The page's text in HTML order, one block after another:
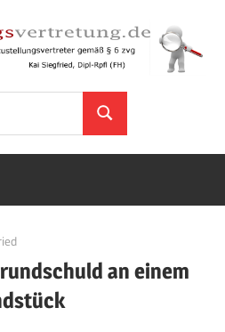
Suchen
an einem